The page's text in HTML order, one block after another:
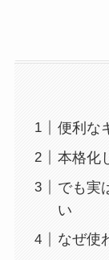
便利な
本格化
でも実
い
なぜ使